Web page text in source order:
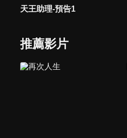
天王助理-預告1
推薦影片